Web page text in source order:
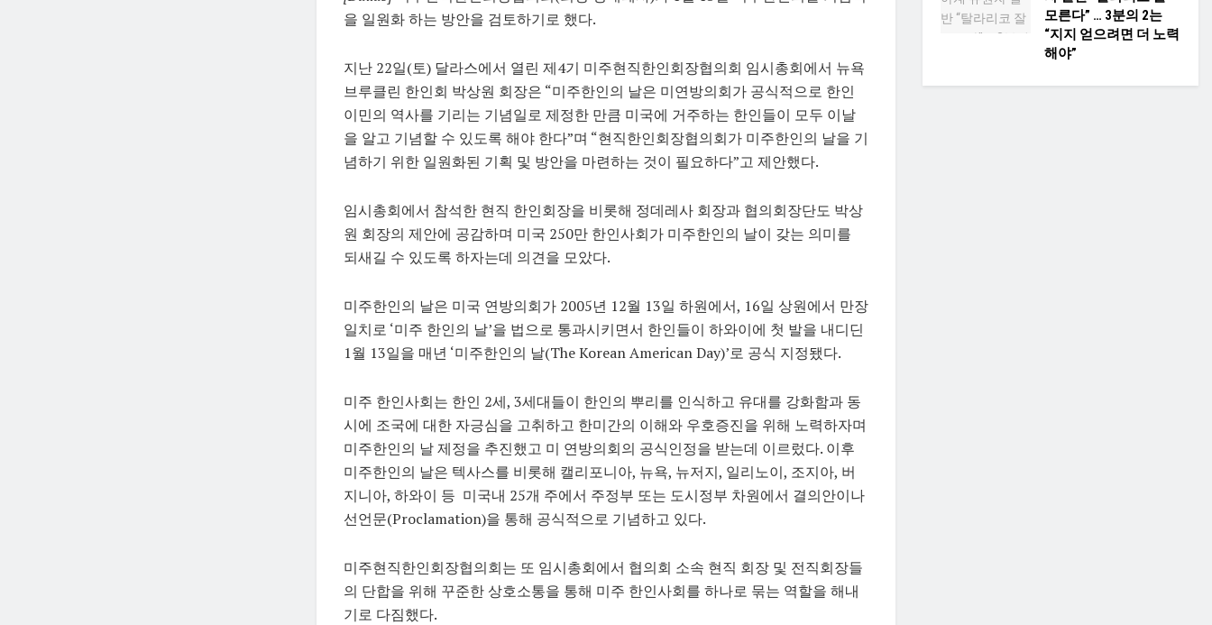
을 일원화 하는 방안을 검토하기로 했다.
지난 22일(토) 달라스에서 열린 제4기 미주현직한인회장협의회 임시총회에서 뉴욕
브루클린 한인회 박상원 회장은 “미주한인의 날은 미연방의회가 공식적으로 한인
이민의 역사를 기리는 기념일로 제정한 만큼 미국에 거주하는 한인들이 모두 이날
을 알고 기념할 수 있도록 해야 한다”며 “현직한인회장협의회가 미주한인의 날을 기
념하기 위한 일원화된 기획 및 방안을 마련하는 것이 필요하다”고 제안했다.
임시총회에서 참석한 현직 한인회장을 비롯해 정데레사 회장과 협의회장단도 박상
원 회장의 제안에 공감하며 미국 250만 한인사회가 미주한인의 날이 갖는 의미를
되새길 수 있도록 하자는데 의견을 모았다.
미주한인의 날은 미국 연방의회가 2005년 12월 13일 하원에서, 16일 상원에서 만장
일치로 ‘미주 한인의 날’을 법으로 통과시키면서 한인들이 하와이에 첫 발을 내디딘
1월 13일을 매년 ‘미주한인의 날(The Korean American Day)’로 공식 지정됐다.
미주 한인사회는 한인 2세, 3세대들이 한인의 뿌리를 인식하고 유대를 강화함과 동
시에 조국에 대한 자긍심을 고취하고 한미간의 이해와 우호증진을 위해 노력하자며
미주한인의 날 제정을 추진했고 미 연방의회의 공식인정을 받는데 이르렀다. 이후
미주한인의 날은 텍사스를 비롯해 캘리포니아, 뉴욕, 뉴저지, 일리노이, 조지아, 버
지니아, 하와이 등 미국내 25개 주에서 주정부 또는 도시정부 차원에서 결의안이나
선언문(Proclamation)을 통해 공식적으로 기념하고 있다.
미주현직한인회장협의회는 또 임시총회에서 협의회 소속 현직 회장 및 전직회장들
의 단합을 위해 꾸준한 상호소통을 통해 미주 한인사회를 하나로 묶는 역할을 해내
기로 다짐했다.
모른다” … 3분의 2는
“지지 얻으려면 더 노력
해야”